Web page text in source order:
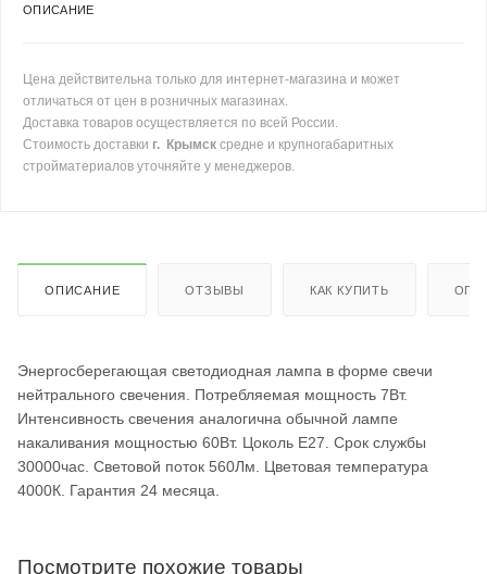
ОПИСАНИЕ
Цена действительна только для интернет-магазина и может
отличаться от цен в розничных магазинах.
Доставка товаров осуществляется по всей России.
Стоимость доставки г. Крымск средне и крупногабаритных
стройматериалов уточняйте у менеджеров.
ОПИСАНИЕ ОТЗЫВЫ КАК КУПИТЬ
Энергосберегающая светодиодная лампа в форме свечи
нейтрального свечения. Потребляемая мощность 7Вт.
Интенсивность свечения аналогична обычной лампе
накаливания мощностью 60Вт. Цоколь Е27. Срок службы
30000час. Световой поток 560Лм. Цветовая температура
4000К. Гарантия 24 месяца.
Посмотрите похожие товары